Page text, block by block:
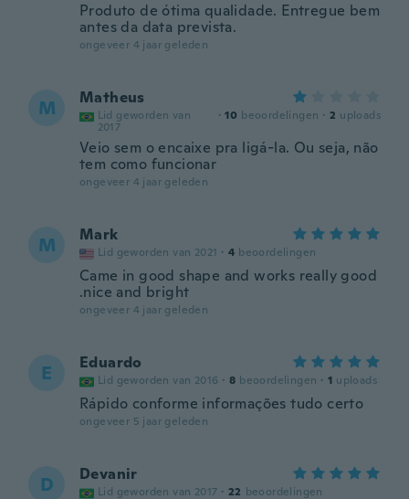
Produto de ótima qualidade. Entregue bem
antes da data prevista.
ongeveer 4 jaar geleden
M Matheus
Lid geworden van
2017
· 10 beoordelingen · 2 uploads
Veio sem o encaixe pra ligá-la. Ou seja, não
tem como funcionar
ongeveer 4 jaar geleden
M Mark
Lid geworden van 2021 · 4 beoordelingen
Came in good shape and works really good
.nice and bright
ongeveer 4 jaar geleden
E Eduardo
Lid geworden van 2016 · 8 beoordelingen · 1 uploads
Rápido conforme informações tudo certo
ongeveer 5 jaar geleden
D Devanir
Lid geworden van 2017 · 22 beoordelingen